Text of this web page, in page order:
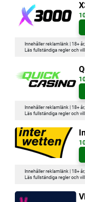
Innehåller reklamlänk | 18+
Läs fullständiga regler och
Innehåller reklamlänk | 18+
Läs fullständiga regler och
Innehåller reklamlänk | 18+
Läs fullständiga regler och